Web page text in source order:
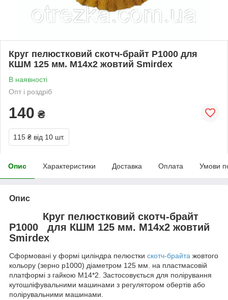
Круг пелюстковий скотч-брайт P1000 для
КШМ 125 мм. М14х2 жовтий Smirdex
В наявності
Опт і роздріб
140 ₴
115 ₴ від 10 шт.
Опис Характеристики Доставка Оплата Умови
Опис
Круг пелюстковий скотч-брайт
P1000 для КШМ 125 мм. М14х2 жовтий
Smirdex
Сформовані у формі циліндра пелюстки скотч-брайта жовтого
кольору (зерно р1000) діаметром 125 мм. на пластмасовій
платформі з гайкою М14*2. Застосовується для полірування
кутошліфувальними машинами з регулятором обертів або
полірувальними машинами.